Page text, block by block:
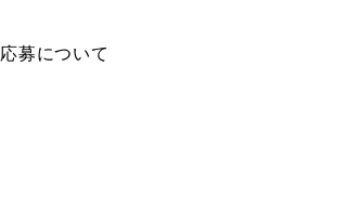
応募について